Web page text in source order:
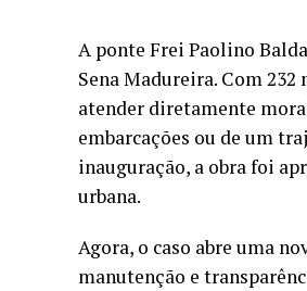
A ponte Frei Paolino
Sena Madureira. Com
atender diretamente
embarcações ou de um
inauguração, a obra foi
urbana.
Agora, o caso abre uma
manutenção e